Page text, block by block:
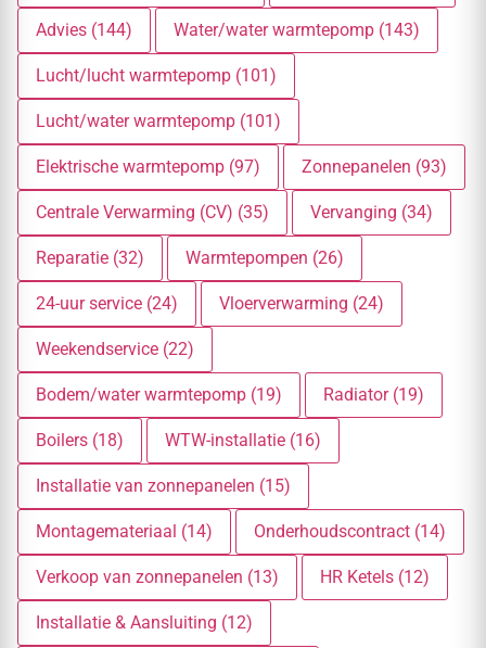
Advies (144) Water/water warmtepomp (143)
Lucht/lucht warmtepomp (101)
Lucht/water warmtepomp (101)
Elektrische warmtepomp (97) Zonnepanelen (93)
Centrale Verwarming (CV) (35) Vervanging (34)
Reparatie (32) Warmtepompen (26)
24-uur service (24) Vloerverwarming (24)
Weekendservice (22)
Bodem/water warmtepomp (19) Radiator (19)
Boilers (18) WTW-installatie (16)
Installatie van zonnepanelen (15)
Montagemateriaal (14) Onderhoudscontract (14)
Verkoop van zonnepanelen (13) HR Ketels (12)
Installatie & Aansluiting (12)